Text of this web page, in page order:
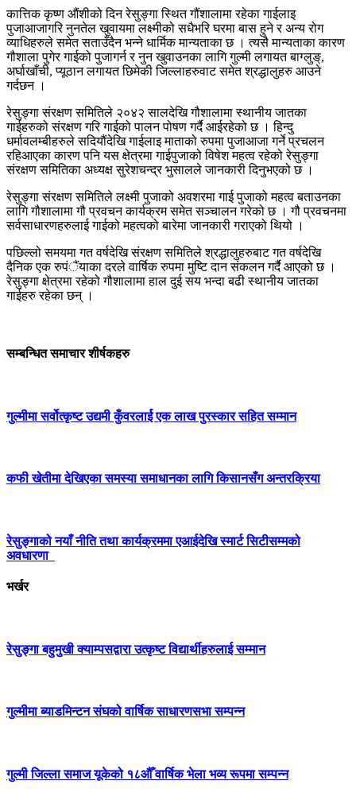
कात्तिक कृष्ण औंशीको दिन रेसुङ्गा स्थित गौंशालामा रहेका गाईलाइ
पुजाआजागरि नुनतेल खुवायमा लक्ष्मीको सधैभरि घरमा बास हुने र अन्य रोग
व्याधिहरुले समेत सताउँदैन भन्ने धार्मिक मान्यताका छ । त्यसै मान्यताका कारण
गौशाला पुगेर गाईको पुजागर्न र नुन खुवाउनका लागि गुल्मी लगायत बाग्लुङ्,
अर्घाखाँची, प्यूठान लगायत छिमेकी जिल्लाहरुवाट समेत श्रद्धालुहरु आउने
गर्दछन ।
रेसुङ्गा संरक्षण समितिले २०४२ सालदेखि गौशालामा स्थानीय जातका
गाईहरुको संरक्षण गरि गाईको पालन पोषण गर्दै आईरहेको छ । हिन्दु
धर्मावलम्बीहरुले सदियौंदेखि गाईलाइ माताको रुपमा पुजाआजा गर्ने प्रचलन
रहिआएका कारण पनि यस क्षेत्रमा गाईपुजाको विषेश महत्व रहेको रेसुङ्गा
संरक्षण समितिका अध्यक्ष सुरेशचन्द्र भुसालले जानकारी दिनुभएको छ ।
रेसुङ्गा संरक्षण समितिले लक्ष्मी पुजाको अवशरमा गाई पुजाको महत्व बताउनका
लागि गौशालामा गौ प्रवचन कार्यक्रम समेत सञ्चालन गरेको छ । गौ प्रवचनमा
सर्वसाधारणहरुलाई गाईको महत्वको बारेमा जानकारी गराएको थियो ।
पछिल्लो समयमा गत वर्षदेखि संरक्षण समितिले श्रद्धालुहरुबाट गत वर्षदेखि
दैनिक एक रुपंैंयाका दरले वार्षिक रुपमा मुष्टि दान संकलन गर्दै आएको छ ।
रेसुङ्गा क्षेत्रमा रहेको गौशालामा हाल दुई सय भन्दा बढी स्थानीय जातका
गाईहरु रहेका छन् ।
सम्बन्धित समाचार शीर्षकहरु
गुल्मीमा सर्वोत्कृष्ट उद्यमी कुँवरलार्ई एक लाख पुरस्कार सहित सम्मान
कफी खेतीमा देखिएका समस्या समाधानका लागि किसानसँग अन्तरक्रिया
रेसुङ्गाको नयाँ नीति तथा कार्यक्रममा एआईदेखि स्मार्ट सिटीसम्मको
अवधारणा
भर्खर
रेसुङ्गा बहुमुखी क्याम्पसद्वारा उत्कृष्ट विद्यार्थीहरुलाई सम्मान
गुल्मीमा ब्याडमिन्टन संघको वार्षिक साधारणसभा सम्पन्न
गुल्मी जिल्ला समाज यूकेको १८औँ वार्षिक भेला भव्य रूपमा सम्पन्न